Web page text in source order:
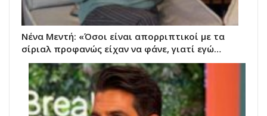
Νένα Μεντή: «Όσοι είναι απορριπτικοί με τα
σίριαλ προφανώς είχαν να φάνε, γιατί εγώ…